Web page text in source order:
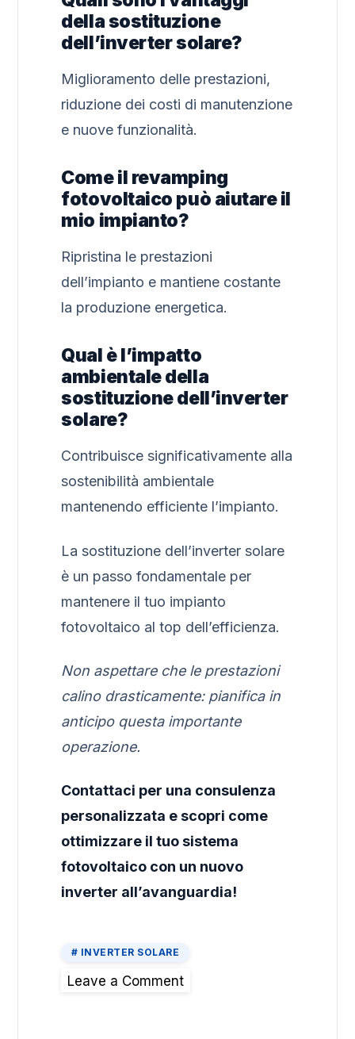
della sostituzione
dell’inverter solare?
Miglioramento delle prestazioni,
riduzione dei costi di manutenzione
e nuove funzionalità.
Come il revamping
fotovoltaico può aiutare il
mio impianto?
Ripristina le prestazioni
dell’impianto e mantiene costante
la produzione energetica.
Qual è l’impatto
ambientale della
sostituzione dell’inverter
solare?
Contribuisce significativamente alla
sostenibilità ambientale
mantenendo efficiente l’impianto.
La sostituzione dell’inverter solare
è un passo fondamentale per
mantenere il tuo impianto
fotovoltaico al top dell’efficienza.
Non aspettare che le prestazioni
calino drasticamente: pianifica in
anticipo questa importante
operazione.
Contattaci per una consulenza
personalizzata e scopri come
ottimizzare il tuo sistema
fotovoltaico con un nuovo
inverter all’avanguardia!
INVERTER SOLARE
Leave a Comment